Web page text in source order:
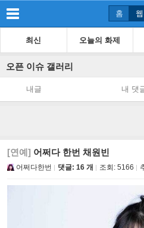
홈
최신 오늘의 화제
오픈 이슈 갤러리
내글 내 댓
[연예] 어쩌다 한번 채원빈
어쩌다한번 댓글: 16 개 조회: 5166